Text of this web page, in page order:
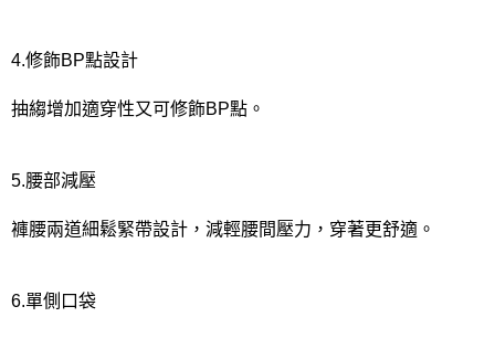
4.修飾BP點設計
抽縐增加適穿性又可修飾BP點。
5.腰部減壓
褲腰兩道細鬆緊帶設計，減輕腰間壓力，穿著更舒適。
6.單側口袋